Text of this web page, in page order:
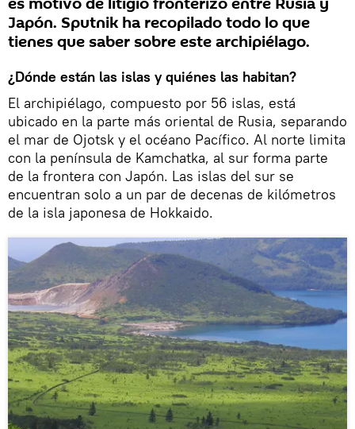
Japón. Sputnik ha recopilado todo lo que
tienes que saber sobre este archipiélago.
¿Dónde están las islas y quiénes las habitan?
El archipiélago, compuesto por 56 islas, está
ubicado en la parte más oriental de Rusia, separando
el mar de Ojotsk y el océano Pacífico. Al norte limita
con la península de Kamchatka, al sur forma parte
de la frontera con Japón. Las islas del sur se
encuentran solo a un par de decenas de kilómetros
de la isla japonesa de Hokkaido.